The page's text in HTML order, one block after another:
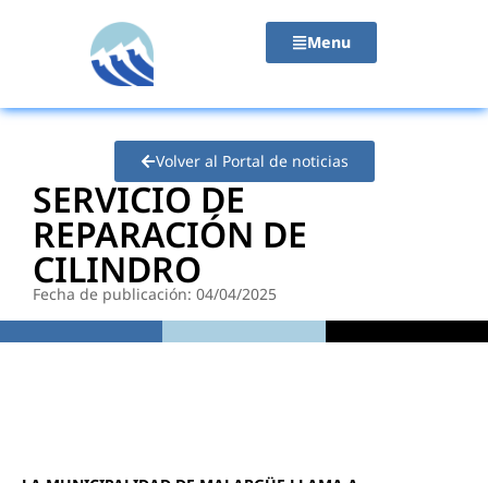
Menu
Volver al Portal de noticias
SERVICIO DE
REPARACIÓN DE
CILINDRO
Fecha de publicación: 04/04/2025